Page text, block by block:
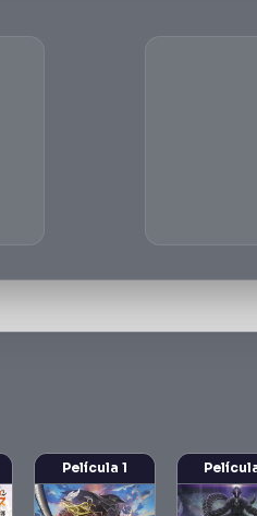
Película 1